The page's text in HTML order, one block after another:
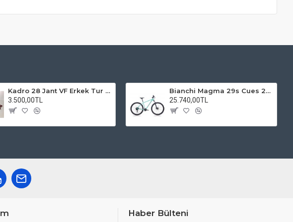
Kadro 28 Jant VF Erkek Tur Şehir Bisiklet Uyumlu
3.500,00TL
Bianchi Magma 29s Cues 2x9s Dağ Bisikleti
25.740,00TL
Haber Bülteni